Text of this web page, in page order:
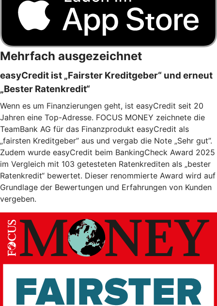
Mehrfach ausgezeichnet
easyCredit ist „Fairster Kreditgeber“ und erneut
„Bester Ratenkredit“
Wenn es um Finanzierungen geht, ist easyCredit seit 20
Jahren eine Top-Adresse. FOCUS MONEY zeichnete die
TeamBank AG für das Finanzprodukt easyCredit als
„fairsten Kreditgeber” aus und vergab die Note „Sehr gut”.
Zudem wurde easyCredit beim BankingCheck Award 2025
im Vergleich mit 103 getesteten Ratenkrediten als „bester
Ratenkredit“ bewertet. Dieser renommierte Award wird auf
Grundlage der Bewertungen und Erfahrungen von Kunden
vergeben.